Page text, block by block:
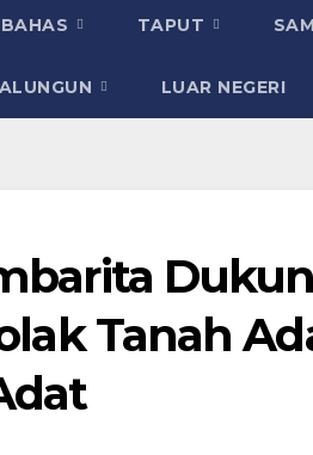
TAPUT
LUAR NEGERI
Tanah